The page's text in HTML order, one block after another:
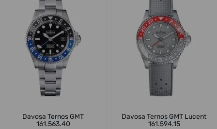
Davosa Ternos GMT
161.563.40
Davosa Ternos GMT Lucent
161.594.15